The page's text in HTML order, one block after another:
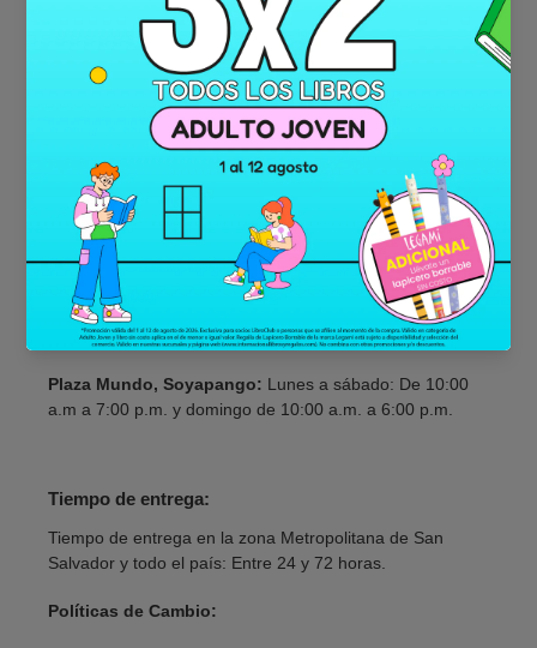
sábado y domindo de 9:00 a.m. a 7:00 p.m.
Metrocentro, San Salvador:Lunes a sábado: De 9:00
a.m. a 7:00 p.m. y domingo de 9:00 a.m. a 6:00 p.m.
Metrocentro, Lourdes:Lunes a domingo: De 10:00 a.m.
a 7:00 p.m.
Metrocentro, Santa Ana:
Lunes a domingo: De 10:00
a.m. a 7:00 p.m.
Multiplaza:
Lunes a jueves: De 9:00 a.m. a 8:00 p.m.
Viernes y sábado De 9:00 a.m. a 9:00 p.m. y domingo de
9:00 a.m. a 7:00 p.m.
Plaza Mundo, Soyapango: Lunes a sábado: De 10:00
a.m a 7:00 p.m. y domingo de 10:00 a.m. a 6:00 p.m.
Tiempo de entrega:
Tiempo de entrega en la zona Metropolitana de San
Salvador y todo el país: Entre 24 y 72 horas.
Políticas de Cambio: